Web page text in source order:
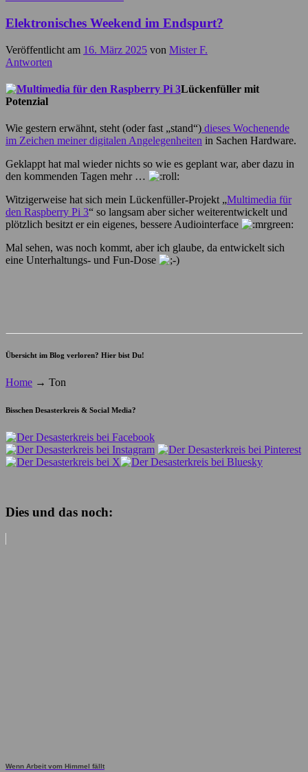
Elektronisches Weekend im Endspurt?
Veröffentlicht am 16. März 2025 von Mister F.
Antworten
Lückenfüller mit
Potenzial
Wie gestern erwähnt, steht (oder fast „stand“) dieses Wochenende
im Zeichen meiner digitalen Angelegenheiten in Sachen Hardware.
Geklappt hat mal wieder nichts so wie es geplant war, aber dazu in
den kommenden Tagen mehr …
Witzigerweise hat sich mein Lückenfüller-Projekt „Multimedia für
den Raspberry Pi 3“ so langsam aber sicher weiterentwickelt und
plötzlich besitzt er ein eigenes, bessere Audiointerface
Mal sehen, was noch kommt, aber ich glaube, da entwickelt sich
eine Unterhaltungs- und Fun-Dose
Übersicht im Blog verloren? Hier bist Du!
Home → Ton
Bisschen Desasterkreis & Social Media?
Dies und das noch:
Wenn Arbeit vom Himmel fällt